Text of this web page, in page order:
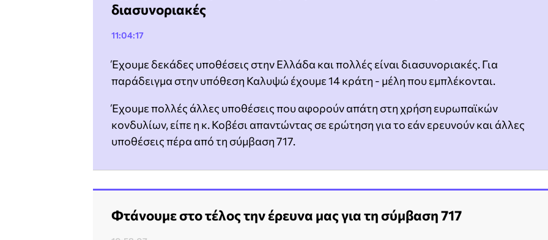
διασυνοριακές
11:04:17
Έχουμε δεκάδες υποθέσεις στην Ελλάδα και πολλές είναι διασυνοριακές. Για
παράδειγμα στην υπόθεση Καλυψώ έχουμε 14 κράτη - μέλη που εμπλέκονται.
Έχουμε πολλές άλλες υποθέσεις που αφορούν απάτη στη χρήση ευρωπαϊκών
κονδυλίων, είπε η κ. Κοβέσι απαντώντας σε ερώτηση για το εάν ερευνούν και άλλες
υποθέσεις πέρα από τη σύμβαση 717.
Φτάνουμε στο τέλος την έρευνα μας για τη σύμβαση 717